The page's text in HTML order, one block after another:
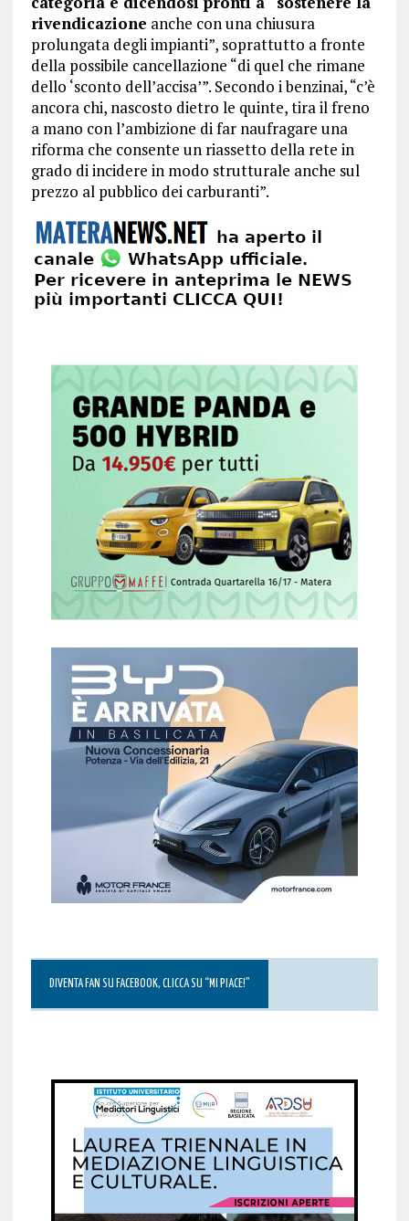
rivendicazione anche con una chiusura
prolungata degli impianti”, soprattutto a fronte
della possibile cancellazione “di quel che rimane
dello ‘sconto dell’accisa’”. Secondo i benzinai, “c’è
ancora chi, nascosto dietro le quinte, tira il freno
a mano con l’ambizione di far naufragare una
riforma che consente un riassetto della rete in
grado di incidere in modo strutturale anche sul
prezzo al pubblico dei carburanti”.
DIVENTA FAN SU FACEBOOK, CLICCA SU “MI PIACE!”